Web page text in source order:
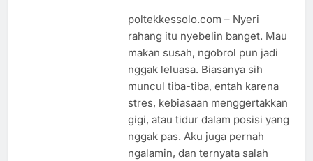
poltekkessolo.com – Nyeri
rahang itu nyebelin banget. Mau
makan susah, ngobrol pun jadi
nggak leluasa. Biasanya sih
muncul tiba-tiba, entah karena
stres, kebiasaan menggertakkan
gigi, atau tidur dalam posisi yang
nggak pas. Aku juga pernah
ngalamin, dan ternyata salah